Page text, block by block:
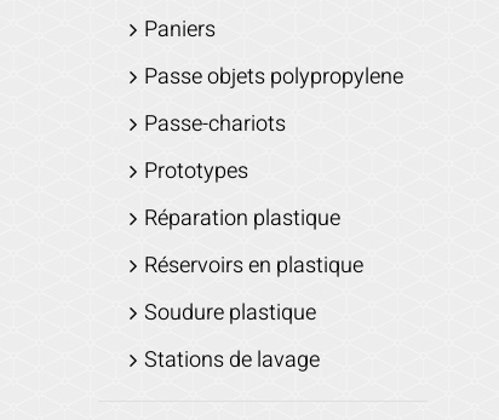
Paniers
Passe objets polypropylene
Passe-chariots
Prototypes
Réparation plastique
Réservoirs en plastique
Soudure plastique
Stations de lavage